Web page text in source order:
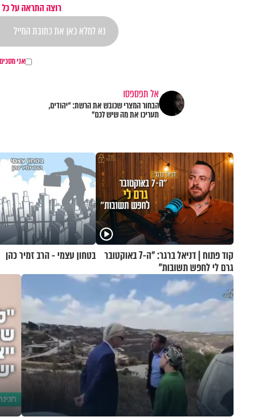
רוצה התראה על
אני
אל תפספסו
הבחור המצרי שכובש את הרשת: "יהודים,
תעריכו את מה שיש לכם"
קוד פתוח | דניאל ברגר: "ה-7 באוקטובר
גרם לי לחפש תשובות"
בטחון עצמי - הרב זמיר כהן